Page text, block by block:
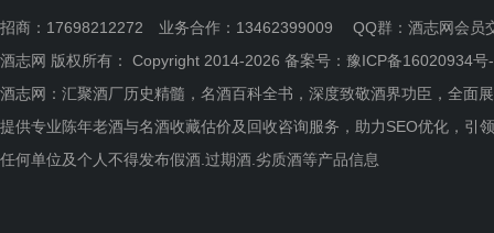
招商：17698212272 业务合作：13462399009 QQ群： 酒志网会员
酒志网 版权所有： Copyright 2014-2026 备案号： 豫ICP备16020934号
酒志网：汇聚酒厂历史精髓，名酒百科全书，深度致敬酒界功臣，全面
提供专业陈年老酒与名酒收藏估价及回收咨询服务，助力SEO优化，引
任何单位及个人不得发布假酒.过期酒.劣质酒等产品信息